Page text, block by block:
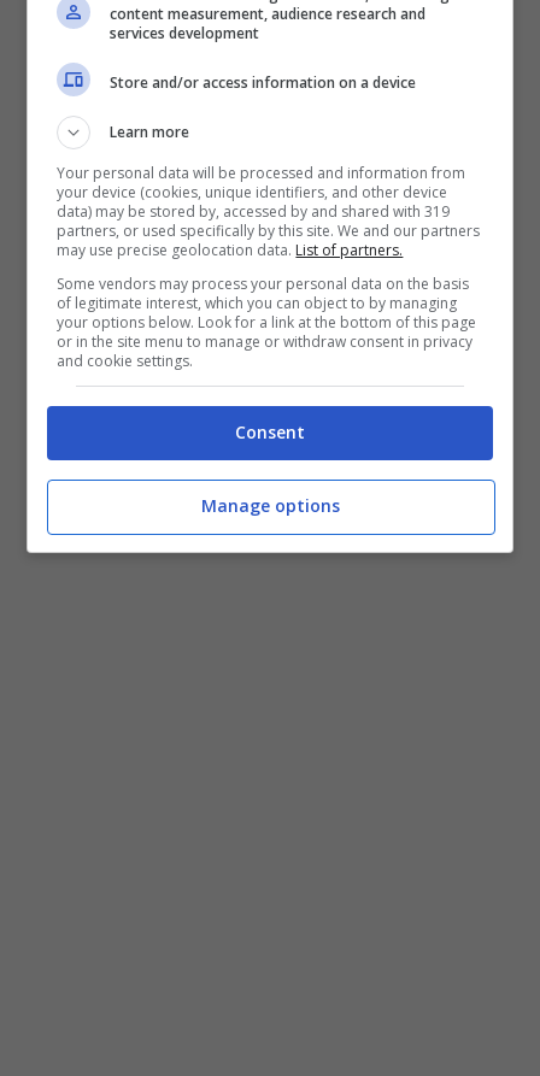
zona prettamente istantanea sulla barra di
permette di chattare e di visualizzare in ogni
momento e in ogni pagina tutti gli elementi
appena generati o condivisi dagli amici e
contatti. Tutte mosse per preparare il tappeto
rosso all’ingresso societario inBorsa
dei più attesi dell’ultimo decennio, con una
valutazione che si aggira intorno ai100
miliardi di dollari.
content measurement, audience research and
services development
Store and/or access information on a device
Learn more
Your personal data will be processed and information from
your device (cookies, unique identifiers, and other device
data) may be stored by, accessed by and shared with 319
partners, or used specifically by this site. We and our partners
may use precise geolocation data. List of partners.
Some vendors may process your personal data on the basis
of legitimate interest, which you can object to by managing
your options below. Look for a link at the bottom of this page
or in the site menu to manage or withdraw consent in privacy
and cookie settings.
Consent
Manage options